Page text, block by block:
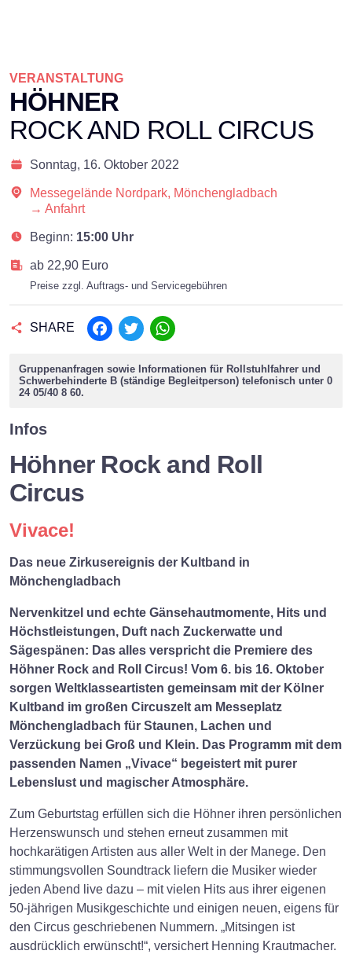
VERANSTALTUNG
HÖHNER
ROCK AND ROLL CIRCUS
Sonntag, 16. Oktober 2022
Messegelände Nordpark, Mönchengladbach
→ Anfahrt
Beginn: 15:00 Uhr
ab 22,90 Euro
Preise zzgl. Auftrags- und Servicegebühren
SHARE
Gruppenanfragen sowie Informationen für Rollstuhlfahrer und
Schwerbehinderte B (ständige Begleitperson) telefonisch unter 0
24 05/40 8 60.
Infos
Höhner Rock and Roll
Circus
Vivace!
Das neue Zirkusereignis der Kultband in
Mönchengladbach
Nervenkitzel und echte Gänsehautmomente, Hits und
Höchstleistungen, Duft nach Zuckerwatte und
Sägespänen: Das alles verspricht die Premiere des
Höhner Rock and Roll Circus! Vom 6. bis 16. Oktober
sorgen Weltklasseartisten gemeinsam mit der Kölner
Kultband im großen Circuszelt am Messeplatz
Mönchengladbach für Staunen, Lachen und
Verzückung bei Groß und Klein. Das Programm mit dem
passenden Namen „Vivace“ begeistert mit purer
Lebenslust und magischer Atmosphäre.
Zum Geburtstag erfüllen sich die Höhner ihren persönlichen
Herzenswunsch und stehen erneut zusammen mit
hochkarätigen Artisten aus aller Welt in der Manege. Den
stimmungsvollen Soundtrack liefern die Musiker wieder
jeden Abend live dazu – mit vielen Hits aus ihrer eigenen
50-jährigen Musikgeschichte und einigen neuen, eigens für
den Circus geschriebenen Nummern. „Mitsingen ist
ausdrücklich erwünscht!“, versichert Henning Krautmacher.